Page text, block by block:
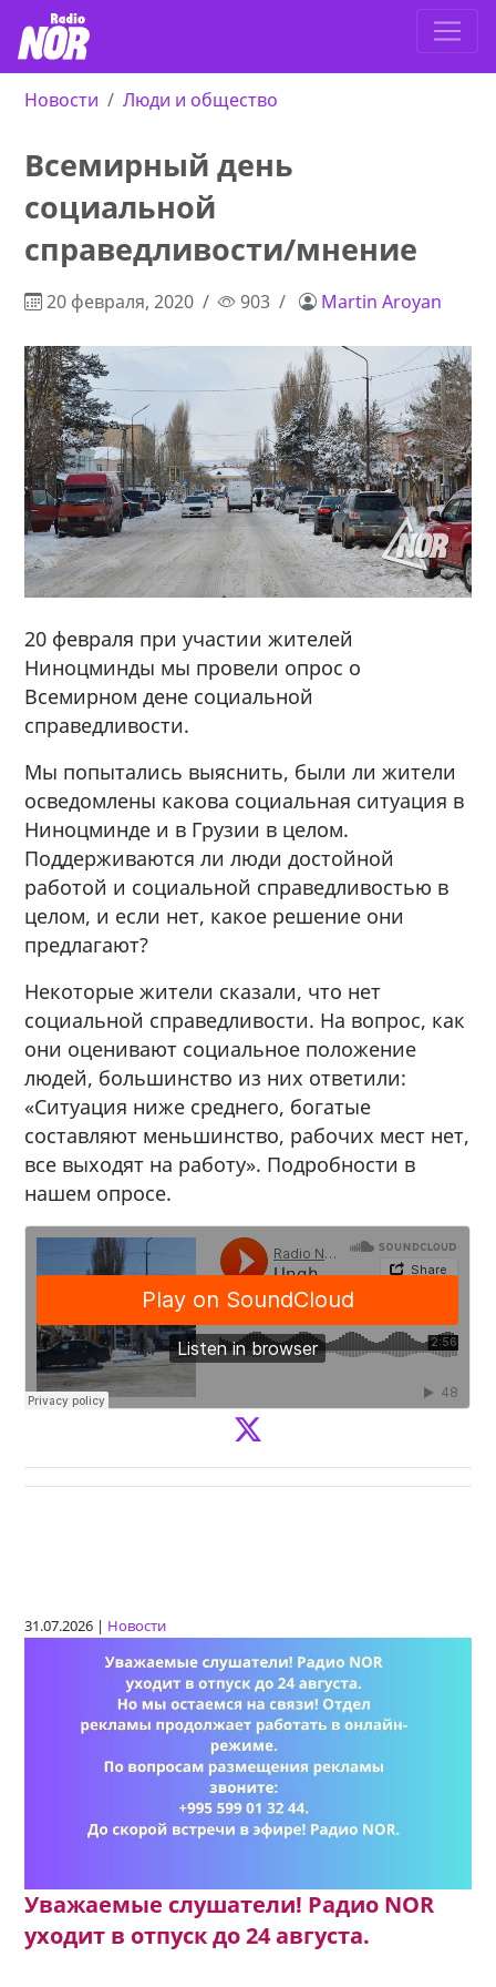
Новости Люди и общество
Всемирный день
социальной
справедливости/мнение
20 февраля, 2020 903 Martin Aroyan
20 февраля при участии жителей
Ниноцминды мы провели опрос о
Всемирном дене социальной
справедливости.
Мы попытались выяснить, были ли жители
осведомлены какова социальная ситуация в
Ниноцминде и в Грузии в целом.
Поддерживаются ли люди достойной
работой и социальной справедливостью в
целом, и если нет, какое решение они
предлагают?
Некоторые жители сказали, что нет
социальной справедливости. На вопрос, как
они оценивают социальное положение
людей, большинство из них ответили:
«Ситуация ниже среднего, богатые
составляют меньшинство, рабочих мест нет,
все выходят на работу». Подробности в
нашем опросе.
31.07.2026 | Новости
Уважаемые слушатели! Радио NOR
уходит в отпуск до 24 августа.